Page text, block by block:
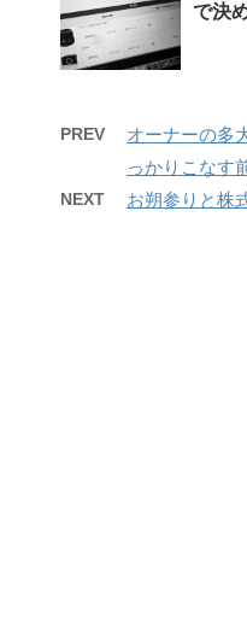
で決
PREV
オーナーの多
っかりこなす
NEXT お朔参りと株